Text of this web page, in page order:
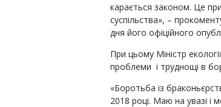
карається законом. Це
суспільства», –
дня його офіційного
При цьому Міністр
проблеми і труднощі в
«Боротьба із
2018 році. Маю на увазі і